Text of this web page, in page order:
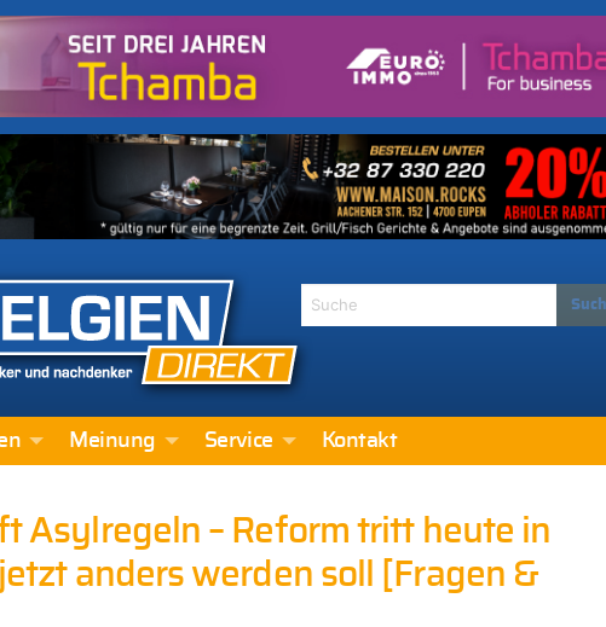
Meinung Service Kontakt
Asylregeln – Reform tritt heute in
anders werden soll [Fragen &